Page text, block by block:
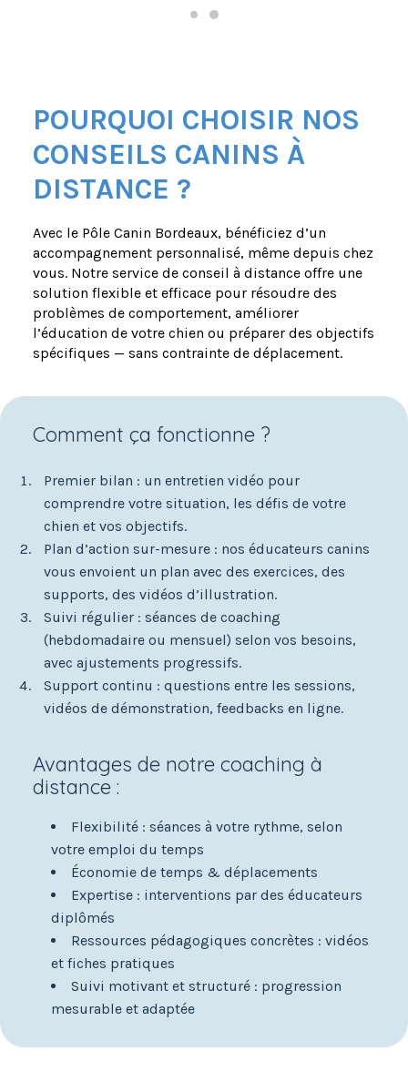
POURQUOI CHOISIR NOS
CONSEILS CANINS À
DISTANCE ?
Avec le Pôle Canin Bordeaux, bénéficiez d’un
accompagnement personnalisé, même depuis chez
vous. Notre service de conseil à distance offre une
solution flexible et efficace pour résoudre des
problèmes de comportement, améliorer
l’éducation de votre chien ou préparer des objectifs
spécifiques — sans contrainte de déplacement.
Comment ça fonctionne ?
Premier bilan : un entretien vidéo pour
comprendre votre situation, les défis de votre
chien et vos objectifs.
Plan d’action sur-mesure : nos éducateurs canins
vous envoient un plan avec des exercices, des
supports, des vidéos d’illustration.
Suivi régulier : séances de coaching
(hebdomadaire ou mensuel) selon vos besoins,
avec ajustements progressifs.
Support continu : questions entre les sessions,
vidéos de démonstration, feedbacks en ligne.
Avantages de notre coaching à
distance :
Flexibilité : séances à votre rythme, selon
votre emploi du temps
Économie de temps & déplacements
Expertise : interventions par des éducateurs
diplômés
Ressources pédagogiques concrètes : vidéos
et fiches pratiques
Suivi motivant et structuré : progression
mesurable et adaptée